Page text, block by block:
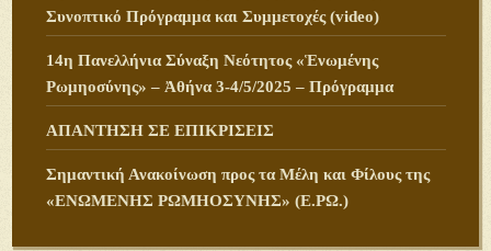
Συνοπτικό Πρόγραμμα και Συμμετοχές (video)
14η Πανελλήνια Σύναξη Νεότητος «Ἑνωμένης
Ρωμηοσύνης» – Ἀθήνα 3-4/5/2025 – Πρόγραμμα
ΑΠΑΝΤΗΣΗ ΣΕ ΕΠΙΚΡΙΣΕΙΣ
Σημαντική Ανακοίνωση προς τα Μέλη και Φίλους της
«ΕΝΩΜΕΝΗΣ ΡΩΜΗΟΣΥΝΗΣ» (Ε.ΡΩ.)